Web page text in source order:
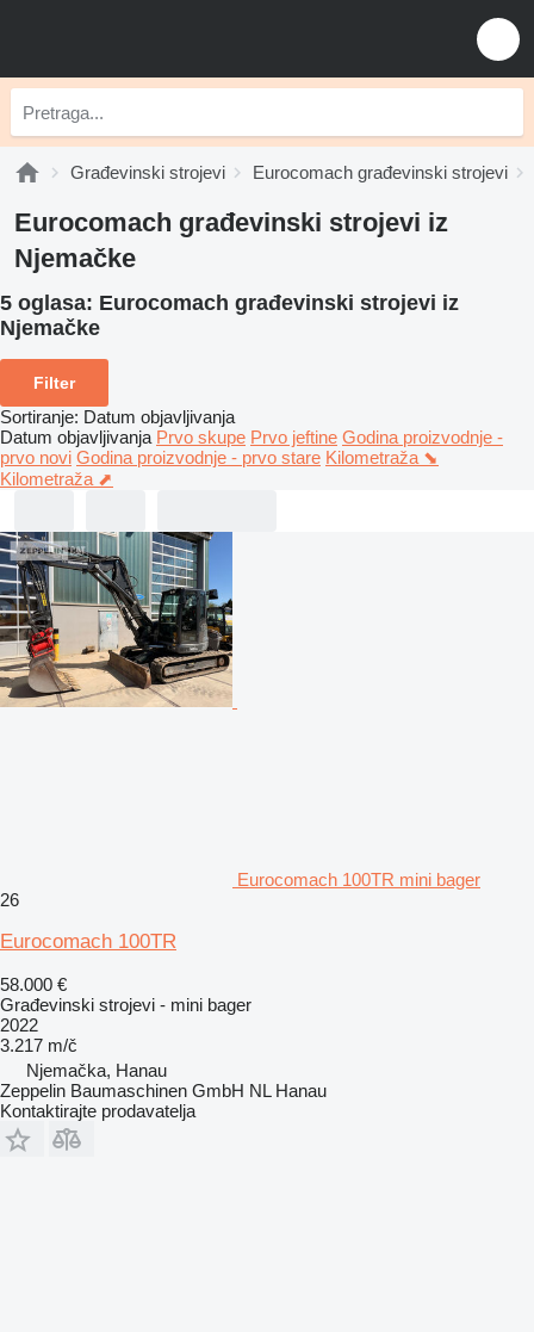
Građevinski strojevi Eurocomach građevinski strojevi
Eurocomach građevinski strojevi iz
Njemačke
5 oglasa: Eurocomach građevinski strojevi iz
Njemačke
Filter
Sortiranje: Datum objavljivanja
Datum objavljivanja Prvo skupe Prvo jeftine Godina proizvodnje -
prvo novi Godina proizvodnje - prvo stare Kilometraža ⬊
Kilometraža ⬈
Eurocomach 100TR mini bager
26
Eurocomach 100TR
58.000 €
Građevinski strojevi - mini bager
2022
3.217 m/č
Njemačka, Hanau
Zeppelin Baumaschinen GmbH NL Hanau
Kontaktirajte prodavatelja